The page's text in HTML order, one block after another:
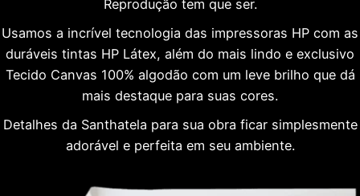
Reprodução tem que ser.
Usamos a incrível tecnologia das impressoras HP com as
duráveis tintas HP Látex, além do mais lindo e exclusivo
Tecido Canvas 100% algodão com um leve brilho que dá
mais destaque para suas cores.
Detalhes da Santhatela para sua obra ficar simplesmente
adorável e perfeita em seu ambiente.